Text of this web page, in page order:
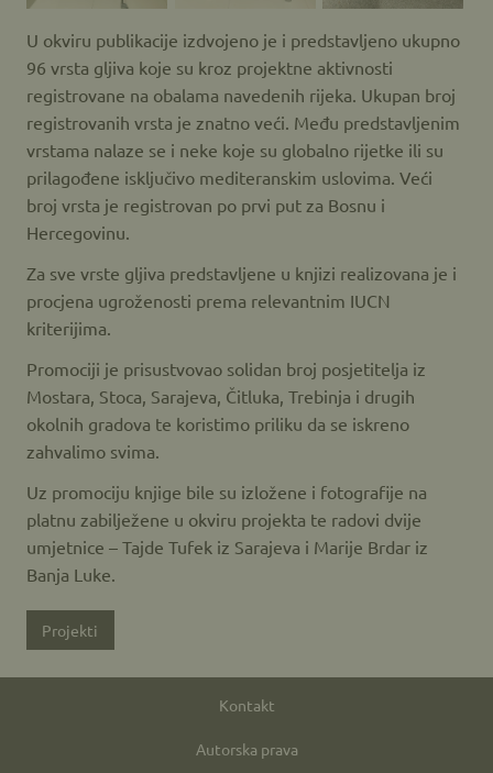
U okviru publikacije izdvojeno je i predstavljeno ukupno
96 vrsta gljiva koje su kroz projektne aktivnosti
registrovane na obalama navedenih rijeka. Ukupan broj
registrovanih vrsta je znatno veći. Među predstavljenim
vrstama nalaze se i neke koje su globalno rijetke ili su
prilagođene isključivo mediteranskim uslovima. Veći
broj vrsta je registrovan po prvi put za Bosnu i
Hercegovinu.
Za sve vrste gljiva predstavljene u knjizi realizovana je i
procjena ugroženosti prema relevantnim IUCN
kriterijima.
Promociji je prisustvovao solidan broj posjetitelja iz
Mostara, Stoca, Sarajeva, Čitluka, Trebinja i drugih
okolnih gradova te koristimo priliku da se iskreno
zahvalimo svima.
Uz promociju knjige bile su izložene i fotografije na
platnu zabilježene u okviru projekta te radovi dvije
umjetnice – Tajde Tufek iz Sarajeva i Marije Brdar iz
Banja Luke.
Projekti
Kontakt
Autorska prava